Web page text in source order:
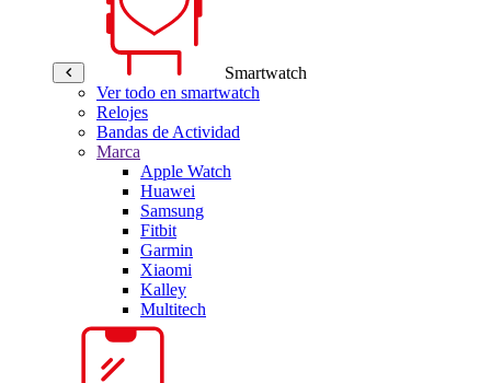
Smartwatch
Ver todo en smartwatch
Relojes
Bandas de Actividad
Marca
Apple Watch
Huawei
Samsung
Fitbit
Garmin
Xiaomi
Kalley
Multitech